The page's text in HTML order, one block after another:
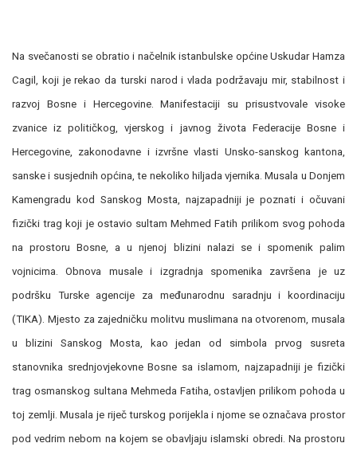
Na svečanosti se obratio i načelnik istanbulske općine Uskudar Hamza
Cagil, koji je rekao da turski narod i vlada podržavaju mir, stabilnost i
razvoj Bosne i Hercegovine. Manifestaciji su prisustvovale visoke
zvanice iz političkog, vjerskog i javnog života Federacije Bosne i
Hercegovine, zakonodavne i izvršne vlasti Unsko-sanskog kantona,
sanske i susjednih općina, te nekoliko hiljada vjernika. Musala u Donjem
Kamengradu kod Sanskog Mosta, najzapadniji je poznati i očuvani
fizički trag koji je ostavio sultam Mehmed Fatih prilikom svog pohoda
na prostoru Bosne, a u njenoj blizini nalazi se i spomenik palim
vojnicima. Obnova musale i izgradnja spomenika završena je uz
podršku Turske agencije za međunarodnu saradnju i koordinaciju
(TIKA). Mjesto za zajedničku molitvu muslimana na otvorenom, musala
u blizini Sanskog Mosta, kao jedan od simbola prvog susreta
stanovnika srednjovjekovne Bosne sa islamom, najzapadniji je fizički
trag osmanskog sultana Mehmeda Fatiha, ostavljen prilikom pohoda u
toj zemlji. Musala je riječ turskog porijekla i njome se označava prostor
pod vedrim nebom na kojem se obavljaju islamski obredi. Na prostoru